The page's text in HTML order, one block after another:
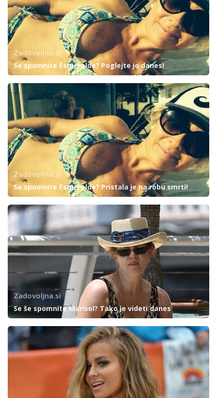
Zadovoljna.si
Se spomnite Esmeralde? Poglejte jo danes!
Zadovoljna.si
Se spomnite Esmeralde? Pristala je na robu smrti!
Zadovoljna.si
Se še spomnite Marisol? Tako je videti danes